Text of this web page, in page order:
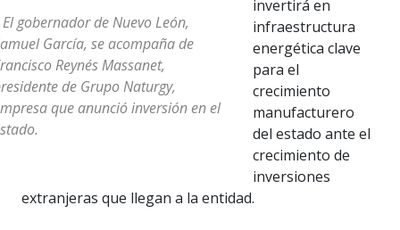
El gobernador de Nuevo León,
García, se acompaña de
Reynés Massanet,
de Grupo Naturgy,
que anunció inversión en el
invertirá en
infraestructura
energética clave
para el
crecimiento
manufacturero
del estado ante el
crecimiento de
inversiones
extranjeras que llegan a la entidad.